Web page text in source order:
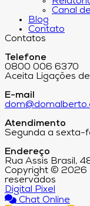
Canal
Blog
Contato
Contatos
Telefone
0800 006 6370
Aceita Ligações
E-mail
Atendimento
Segunda a sexta-
Endereço
Rua Assis Brasil,
Copyright © 2026
reservados
Digital Pixel
Chat Online